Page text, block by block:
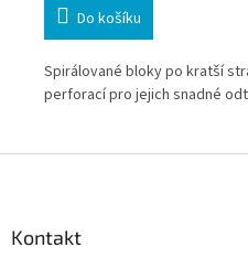
Do košíku
Spirálované bloky po kratší
perforací pro jejich snadné
Kontakt